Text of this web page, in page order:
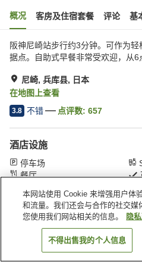
概况 客房及住宿套餐 评论 基
阪神尼崎站步行约3分钟。可作为
据点。自助式早餐非常受欢迎，从6
尼崎, 兵库县, 日本
在地图上查看
3.8 不错 点评数: 657
酒店设施
停车场
餐厅
首页 日本 兵库县 尼崎
搜索客
本网站使用 Cookie 来增强用户体
和流量。我们还会与合作的社交媒
您使用我们网站相关的信息。
隐
不得出售我的个人信息